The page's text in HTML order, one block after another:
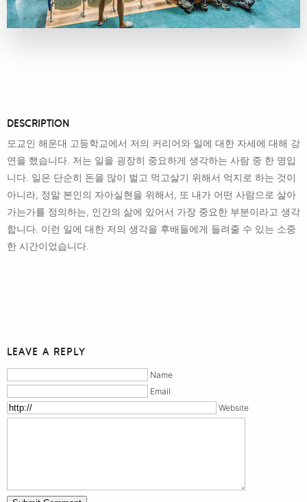
DESCRIPTION
모교인 해운대 고등학교에서 저의 커리어와 일에 대한 자세에 대해 강
연을 했습니다. 저는 일을 굉장히 중요하게 생각하는 사람 중 한 명입
니다. 일은 단순히 돈을 많이 벌고 먹고살기 위해서 억지로 하는 것이
아니라, 정말 본인의 자아실현을 위해서, 또 내가 어떤 사람으로 살아
가는가를 정의하는, 인간의 삶에 있어서 가장 중요한 부분이라고 생각
합니다. 이런 일에 대한 저의 생각을 후배들에게 들려줄 수 있는 소중
한 시간이었습니다.
LEAVE A REPLY
Name
Email
Website